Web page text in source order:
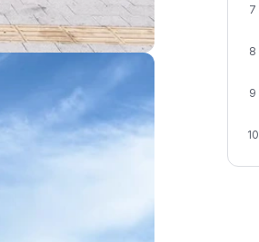
7
8
9
10